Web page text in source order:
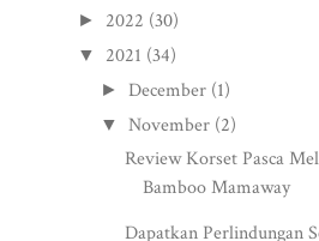
► 2022 (30)
▼ 2021 (34)
► December (1)
▼ November (2)
Review Korset Pasca
Bamboo Mamaway
Dapatkan Perlindungan